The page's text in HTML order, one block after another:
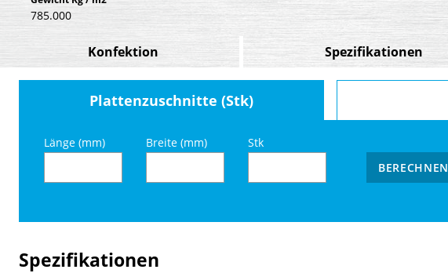
785.000
Konfektion Spezifikationen
Plattenzuschnitte (Stk)
Länge (mm) Breite (mm)
Stk
BERECHNEN
Spezifikationen